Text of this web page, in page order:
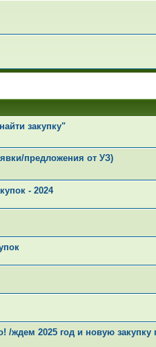
закупку"
предложения от УЗ)
- 2024
/ждем 2025 год и новую закупку